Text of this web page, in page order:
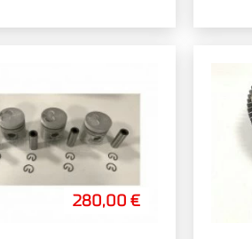
280,00 €